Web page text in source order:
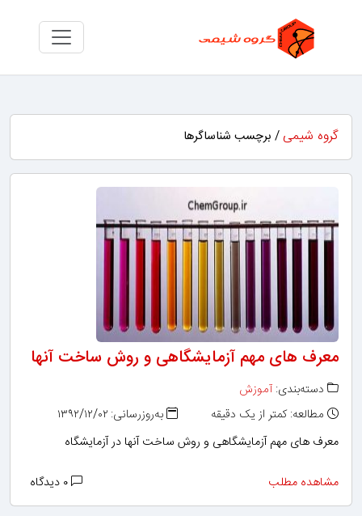
گروه شیمی / برچسب شناساگرها
معرف های مهم آزمایشگاهی و روش ساخت آنها
دسته‌بندی: آموزش
مطالعه: کمتر از یک دقیقه
به‌روزرسانی: ۱۳۹۲/۱۲/۰۲
معرف های مهم آزمایشگاهی و روش ساخت آنها در آزمایشگاه
مشاهده مطلب